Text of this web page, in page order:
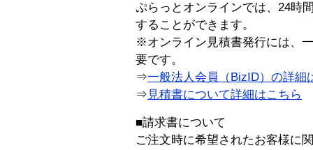
ぷらっとオンラインでは、24時
することができます。
※オンライン見積書発行には、
要です。
⇒一般法人会員（BizID）の詳細
⇒ 見積書について詳細はこちら
■請求書について
ご注文時に希望されたお客様に